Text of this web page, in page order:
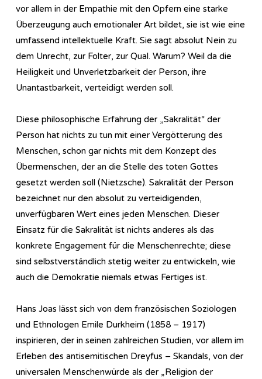
vor allem in der Empathie mit den Opfern eine starke
Überzeugung auch emotionaler Art bildet, sie ist wie eine
umfassend intellektuelle Kraft. Sie sagt absolut Nein zu
dem Unrecht, zur Folter, zur Qual. Warum? Weil da die
Heiligkeit und Unverletzbarkeit der Person, ihre
Unantastbarkeit, verteidigt werden soll.
Diese philosophische Erfahrung der „Sakralität“ der
Person hat nichts zu tun mit einer Vergötterung des
Menschen, schon gar nichts mit dem Konzept des
Übermenschen, der an die Stelle des toten Gottes
gesetzt werden soll (Nietzsche). Sakralität der Person
bezeichnet nur den absolut zu verteidigenden,
unverfügbaren Wert eines jeden Menschen. Dieser
Einsatz für die Sakralität ist nichts anderes als das
konkrete Engagement für die Menschenrechte; diese
sind selbstverständlich stetig weiter zu entwickeln, wie
auch die Demokratie niemals etwas Fertiges ist.
Hans Joas lässt sich von dem französischen Soziologen
und Ethnologen Emile Durkheim (1858 – 1917)
inspirieren, der in seinen zahlreichen Studien, vor allem im
Erleben des antisemitischen Dreyfus – Skandals, von der
universalen Menschenwürde als der „Religion der